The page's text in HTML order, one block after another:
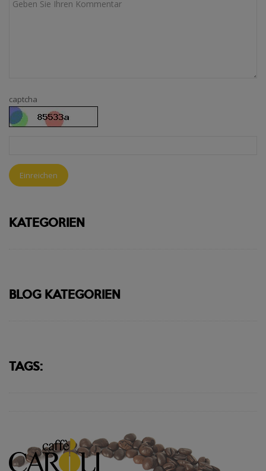
captcha
Einreichen
KATEGORIEN
BLOG KATEGORIEN
TAGS: